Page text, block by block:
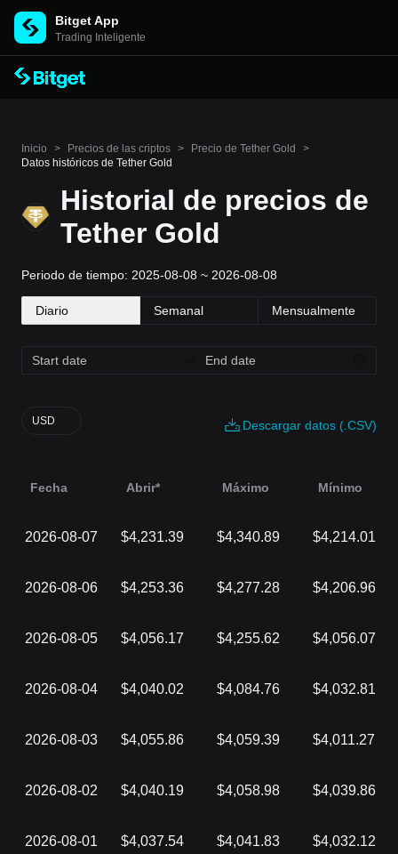
Bitget App
Trading Inteligente
Inicio > Precios de las criptos > Precio de Tether Gold
>
Datos históricos de Tether Gold
Historial de precios de
Tether Gold
Periodo de tiempo: 2025-08-08 ~ 2026-08-08
Diario Semanal Mensualmente
Descargar datos (.CSV)
USD
Fecha Abrir* Máximo Mínimo
2026-08-07 $4,231.39 $4,340.89 $4,214.01
2026-08-06 $4,253.36 $4,277.28 $4,206.96
2026-08-05 $4,056.17 $4,255.62 $4,056.07
2026-08-04 $4,040.02 $4,084.76 $4,032.81
2026-08-03 $4,055.86 $4,059.39 $4,011.27
2026-08-02 $4,040.19 $4,058.98 $4,039.86
2026-08-01 $4,037.54 $4,041.83 $4,032.12